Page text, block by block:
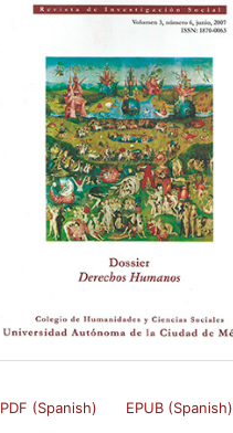
PDF (Spanish) EPUB (Spanish)